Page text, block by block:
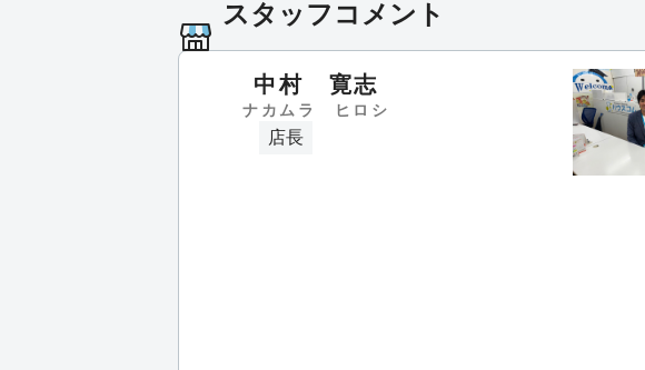
☆藤沢店です☆週末はたくさんのご来店ありがとう
☆藤沢店です☆本日も午前１０時より元気に営業
#お部屋探し #湘南 [藤沢店]
10:23 am Apr 15th
スタッフコメント
中村 寛志
ナカムラ ヒロシ
店長